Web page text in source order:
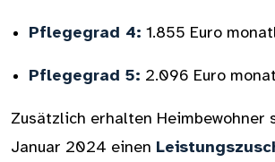
Pflegegrad 4: 1.855 Euro
Pflegegrad 5: 2.096 Euro
Zusätzlich erhalten Heimbewohner
Januar 2024 einen